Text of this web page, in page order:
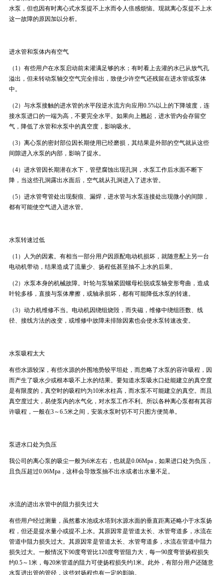
水泵，但也因有时离心式水泵提不上水而令人倍感烦恼。现就离心泵提不上水
这一故障的原因加以分析。
进水管和泵体内有空气
（1）有些用户在水泵启动前未灌满足够的水；有时看上去灌的水已从放气孔
溢出，但未转动泵轴交空气完全排出，致使少许空气还残留在进水管或泵体
中。
（2）与水泵接触的进水管的水平段逆水流方向应用0.5%以上的下降坡度，连
接水泵进口的一端为高，不要完全水平。如果向上翘起，进水管内会存留空
气，降低了水管和水泵中的真空度，影响吸水。
（3）离心泵的密封部位因长期使用已经磨损，其结果是外部的空气就从这些
间隙进入水泵的内部，影响了提水。
（4）进水管因长期潜在水下，管壁腐蚀出现孔洞，水泵工作后水面不断下
降，当这些孔洞露出水面后，空气就从孔洞进入了进水管。
（5）进水管弯管处出现裂痕、漏焊，进水管与水泵连接处出现微小的间隙，
都有可能使空气进入进水管。
水泵转速过低
（1）人为的因素。有相当一部分用户因原配电动机损坏，就随意配上另一台
电动机带动，结果造成了流量少、扬程低甚至抽不上水的后果。
（2）水泵本身的机械故障。叶轮与泵轴紧固螺母松脱或泵轴变形弯曲，造成
叶轮多移，直接与泵体摩擦，或轴承损坏，都有可能降低水泵的转速。
（3）动力机维修不当。电动机因绕组烧毁，而失磁，维修中绕组匝数、线
径、接线方法的改变，或维修中故障未排除因素也会使水泵转速改变。
水泵吸程太大
有些水源较深，有些水源的外围地势较平坦处，而忽略了水泵的容许吸程，因
而产生了吸水少或根本吸不上水的结果。要知道水泵吸水口处能建立的真空度
是有限度的，真空时的吸程约为10米水柱高，而水泵不可能建立的真空。而且
真空度过大，易使泵内的水气化，对水泵工作不利。所以各种离心泵都有其容
许吸程，一般在3～6.5米之间，安装水泵时切不可只图方便简单。
泵进水口处为负压
我公司的离心泵的吸尘一般为6米左右，也就是0.06Mpa，如果进口处为负压，
且负压超过0.06Mpa，这样会导致泵抽不出水或者出水量不足。
水流的进出水管中的阻力损失过大
有些用户经过测量，虽然蓄水池或水塔到水源水面的垂直距离还略小于水泵扬
程，但还是提水量小或提不上水。其原因常是管道太长、水管弯道多，水流在
管道中阻力损失过大。其原因常是管道太长、水管弯道多，水流在管道中阻力
损失过大。一般情况下90度弯管比120度弯管阻力大，每一90度弯管扬程损失
约0.5～1米，每20米管道的阻力可使扬程损失约1米。此外，有部分用户还随意
水泵进出管的管径，这些对扬程也有一定的影响。